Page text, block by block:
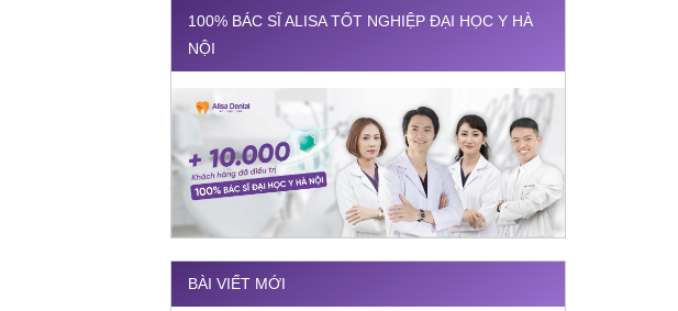
100% BÁC SĨ ALISA TỐT NGHIỆP ĐẠI HỌC Y HÀ
NỘI
BÀI VIẾT MỚI